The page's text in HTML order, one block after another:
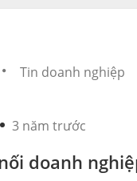
Tin doanh nghiệp
3 năm trước
doanh